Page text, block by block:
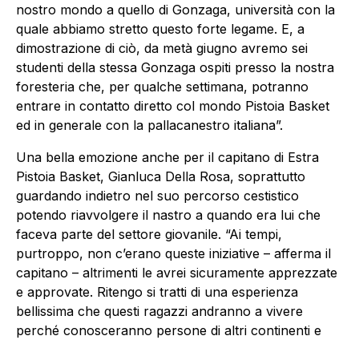
nostro mondo a quello di Gonzaga, università con la
quale abbiamo stretto questo forte legame. E, a
dimostrazione di ciò, da metà giugno avremo sei
studenti della stessa Gonzaga ospiti presso la nostra
foresteria che, per qualche settimana, potranno
entrare in contatto diretto col mondo Pistoia Basket
ed in generale con la pallacanestro italiana”.
Una bella emozione anche per il capitano di Estra
Pistoia Basket, Gianluca Della Rosa, soprattutto
guardando indietro nel suo percorso cestistico
potendo riavvolgere il nastro a quando era lui che
faceva parte del settore giovanile. “Ai tempi,
purtroppo, non c’erano queste iniziative – afferma il
capitano – altrimenti le avrei sicuramente apprezzate
e approvate. Ritengo si tratti di una esperienza
bellissima che questi ragazzi andranno a vivere
perché conosceranno persone di altri continenti e